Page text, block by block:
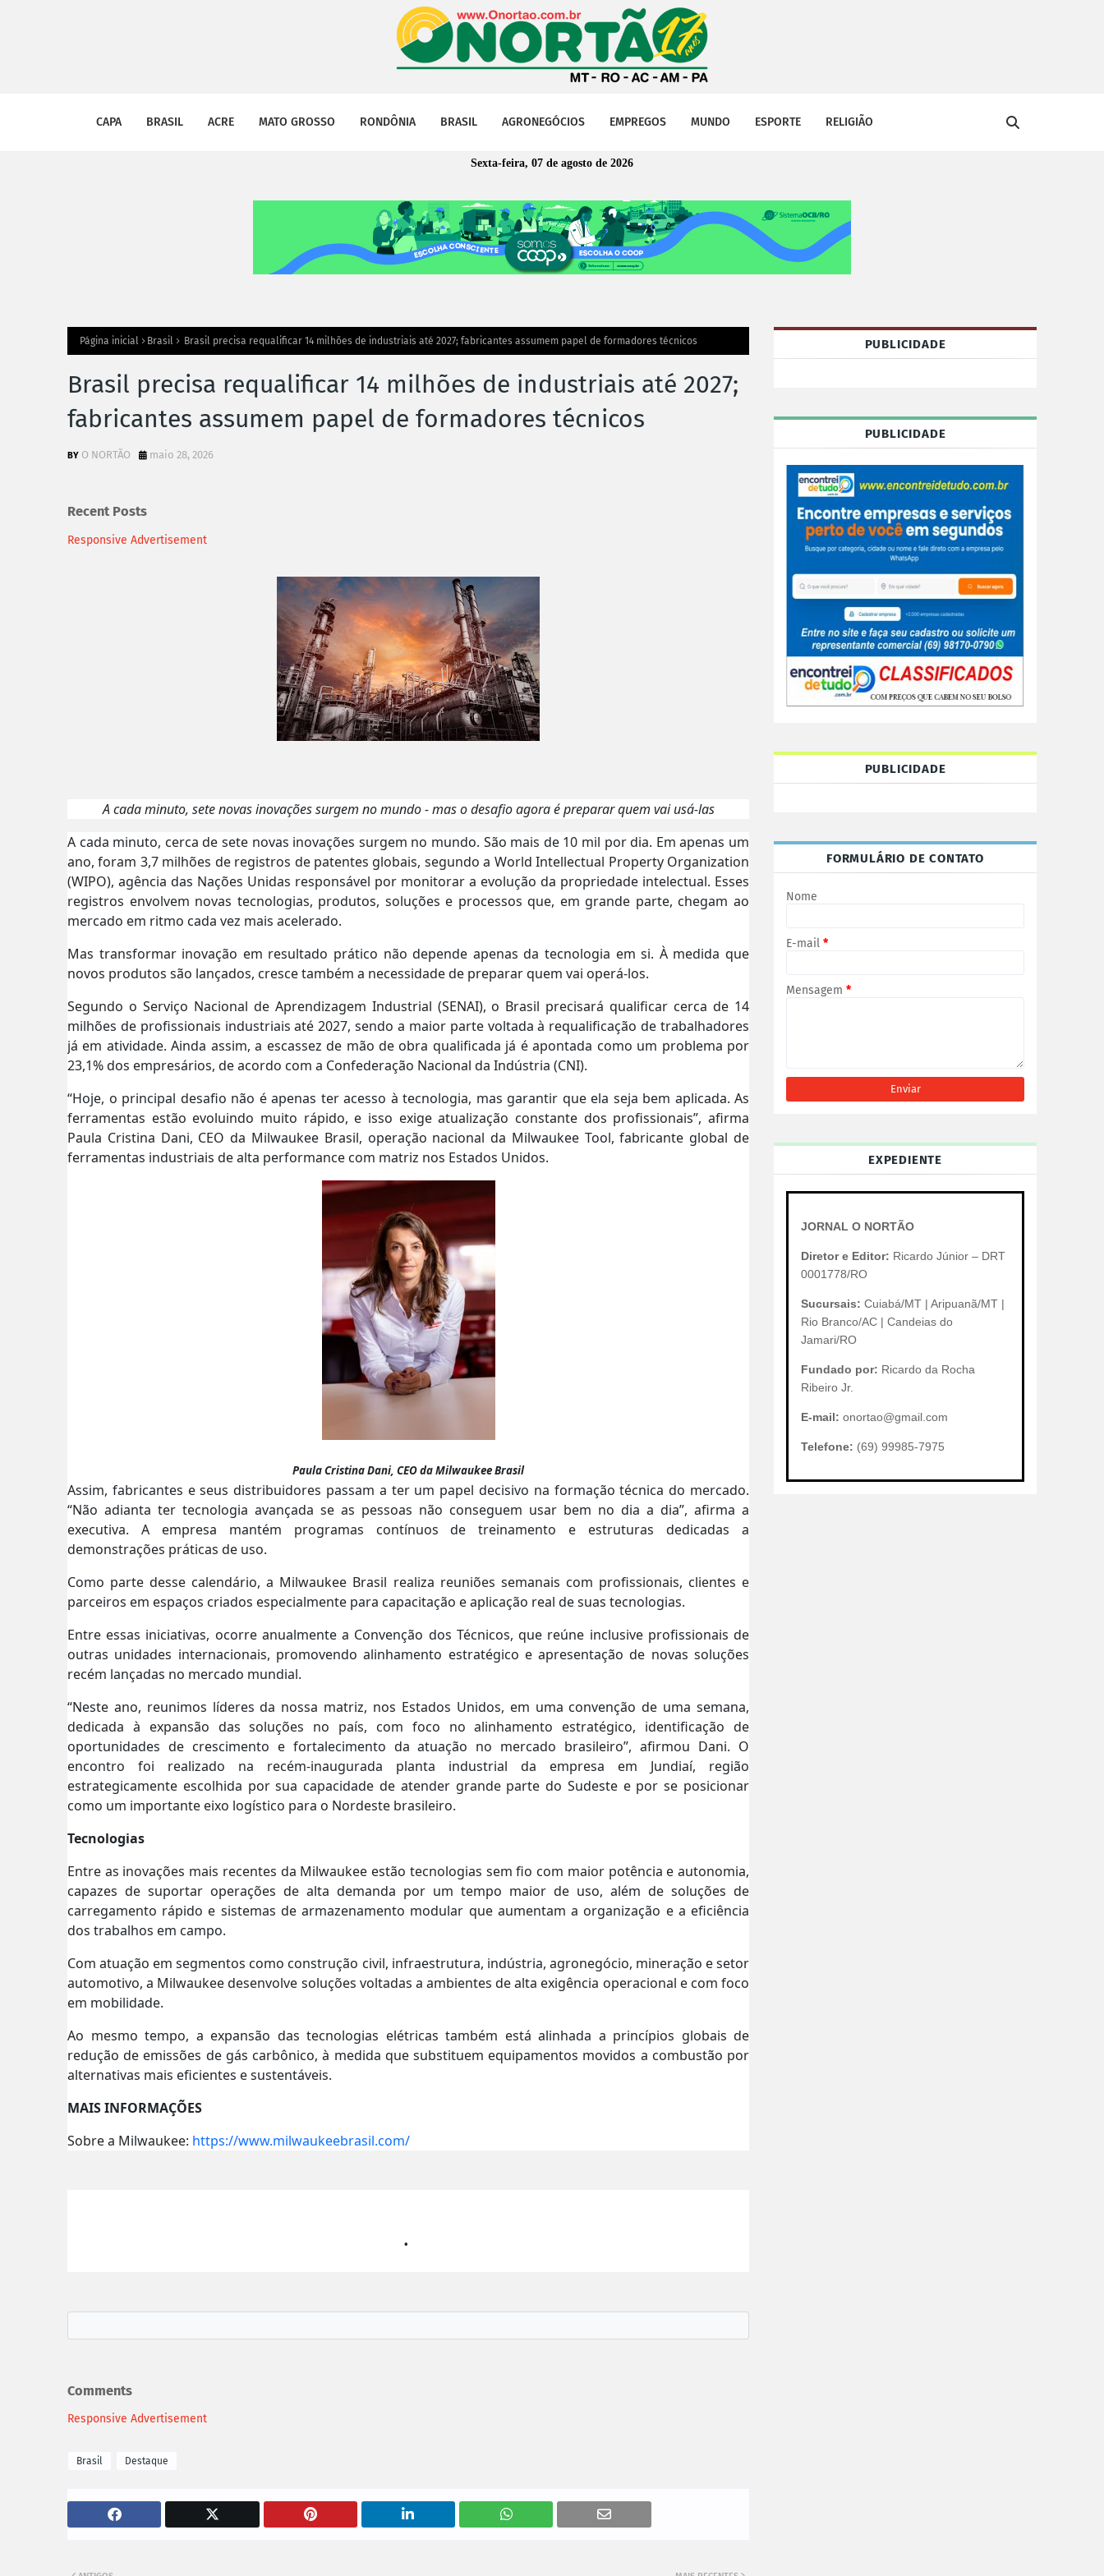
CAPA BRASIL ACRE MATO GROSSO RONDÔNIA BRASIL AGRONEGÓCIOS EMPREGOS MUNDO ESPORTE RELIGIÃO
Sexta-feira, 07 de agosto de 2026
Página inicial Brasil Brasil precisa requalificar 14 milhões de industriais até 2027; fabricantes assumem papel de formadores técnicos
Brasil precisa requalificar 14 milhões de industriais até 2027;
fabricantes assumem papel de formadores técnicos
O NORTÃO maio 28, 2026
Recent Posts
Responsive Advertisement
A cada minuto, sete novas inovações surgem no mundo - mas o desafio agora é preparar quem vai usá-las
A cada minuto, cerca de sete novas inovações surgem no mundo. São mais de 10 mil por dia. Em apenas um
ano, foram 3,7 milhões de registros de patentes globais, segundo a World Intellectual Property Organization
(WIPO), agência das Nações Unidas responsável por monitorar a evolução da propriedade intelectual. Esses
registros envolvem novas tecnologias, produtos, soluções e processos que, em grande parte, chegam ao
mercado em ritmo cada vez mais acelerado.
Mas transformar inovação em resultado prático não depende apenas da tecnologia em si. À medida que
novos produtos são lançados, cresce também a necessidade de preparar quem vai operá-los.
Segundo o Serviço Nacional de Aprendizagem Industrial (SENAI), o Brasil precisará qualificar cerca de 14
milhões de profissionais industriais até 2027, sendo a maior parte voltada à requalificação de trabalhadores
já em atividade. Ainda assim, a escassez de mão de obra qualificada já é apontada como um problema por
23,1% dos empresários, de acordo com a Confederação Nacional da Indústria (CNI).
“Hoje, o principal desafio não é apenas ter acesso à tecnologia, mas garantir que ela seja bem aplicada. As
ferramentas estão evoluindo muito rápido, e isso exige atualização constante dos profissionais”, afirma
Paula Cristina Dani, CEO da Milwaukee Brasil, operação nacional da Milwaukee Tool, fabricante global de
ferramentas industriais de alta performance com matriz nos Estados Unidos.
Paula Cristina Dani, CEO da Milwaukee Brasil
Assim, fabricantes e seus distribuidores passam a ter um papel decisivo na formação técnica do mercado.
“Não adianta ter tecnologia avançada se as pessoas não conseguem usar bem no dia a dia”, afirma a
executiva. A empresa mantém programas contínuos de treinamento e estruturas dedicadas a
demonstrações práticas de uso.
Como parte desse calendário, a Milwaukee Brasil realiza reuniões semanais com profissionais, clientes e
parceiros em espaços criados especialmente para capacitação e aplicação real de suas tecnologias.
Entre essas iniciativas, ocorre anualmente a Convenção dos Técnicos, que reúne inclusive profissionais de
outras unidades internacionais, promovendo alinhamento estratégico e apresentação de novas soluções
recém lançadas no mercado mundial.
“Neste ano, reunimos líderes da nossa matriz, nos Estados Unidos, em uma convenção de uma semana,
dedicada à expansão das soluções no país, com foco no alinhamento estratégico, identificação de
oportunidades de crescimento e fortalecimento da atuação no mercado brasileiro”, afirmou Dani. O
encontro foi realizado na recém-inaugurada planta industrial da empresa em Jundiaí, região
estrategicamente escolhida por sua capacidade de atender grande parte do Sudeste e por se posicionar
como um importante eixo logístico para o Nordeste brasileiro.
Tecnologias
Entre as inovações mais recentes da Milwaukee estão tecnologias sem fio com maior potência e autonomia,
capazes de suportar operações de alta demanda por um tempo maior de uso, além de soluções de
carregamento rápido e sistemas de armazenamento modular que aumentam a organização e a eficiência
dos trabalhos em campo.
Com atuação em segmentos como construção civil, infraestrutura, indústria, agronegócio, mineração e setor
automotivo, a Milwaukee desenvolve soluções voltadas a ambientes de alta exigência operacional e com foco
em mobilidade.
Ao mesmo tempo, a expansão das tecnologias elétricas também está alinhada a princípios globais de
redução de emissões de gás carbônico, à medida que substituem equipamentos movidos a combustão por
alternativas mais eficientes e sustentáveis.
MAIS INFORMAÇÕES
Sobre a Milwaukee: https://www.milwaukeebrasil.com/
Comments
Responsive Advertisement
Brasil Destaque
PUBLICIDADE
PUBLICIDADE
PUBLICIDADE
FORMULÁRIO DE CONTATO
Nome
E-mail *
Mensagem *
EXPEDIENTE
JORNAL O NORTÃO
Diretor e Editor: Ricardo Júnior – DRT
0001778/RO
Sucursais: Cuiabá/MT | Aripuanã/MT |
Rio Branco/AC | Candeias do
Jamari/RO
Fundado por: Ricardo da Rocha
Ribeiro Jr.
E-mail: onortao@gmail.com
Telefone: (69) 99985-7975